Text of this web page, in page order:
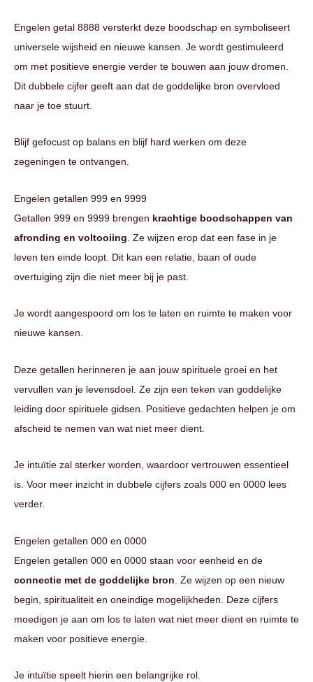
Engelen getal 8888 versterkt deze boodschap en symboliseert
universele wijsheid en nieuwe kansen. Je wordt gestimuleerd
om met positieve energie verder te bouwen aan jouw dromen.
Dit dubbele cijfer geeft aan dat de goddelijke bron overvloed
naar je toe stuurt.
Blijf gefocust op balans en blijf hard werken om deze
zegeningen te ontvangen.
Engelen getallen 999 en 9999
Getallen 999 en 9999 brengen krachtige boodschappen van
afronding en voltooiing . Ze wijzen erop dat een fase in je
leven ten einde loopt. Dit kan een relatie, baan of oude
overtuiging zijn die niet meer bij je past.
Je wordt aangespoord om los te laten en ruimte te maken voor
nieuwe kansen.
Deze getallen herinneren je aan jouw spirituele groei en het
vervullen van je levensdoel. Ze zijn een teken van goddelijke
leiding door spirituele gidsen. Positieve gedachten helpen je om
afscheid te nemen van wat niet meer dient.
Je intuïtie zal sterker worden, waardoor vertrouwen essentieel
is. Voor meer inzicht in dubbele cijfers zoals 000 en 0000 lees
verder.
Engelen getallen 000 en 0000
Engelen getallen 000 en 0000 staan voor eenheid en de
connectie met de goddelijke bron . Ze wijzen op een nieuw
begin, spiritualiteit en oneindige mogelijkheden. Deze cijfers
moedigen je aan om los te laten wat niet meer dient en ruimte te
maken voor positieve energie.
Je intuïtie speelt hierin een belangrijke rol.